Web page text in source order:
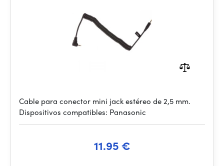
Cable para conector mini jack estéreo de 2,5 mm.
Dispositivos compatibles: Panasonic
11.95 €